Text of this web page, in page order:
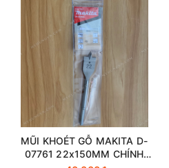
MŨI KHOÉT GỖ MAKITA D-
07761 22x150MM CHÍNH